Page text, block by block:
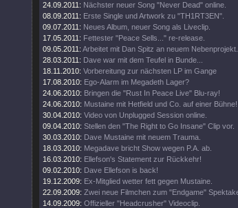
24.09.2011: Nächster neuer Song "Never Dead" online.
08.09.2011: Erste Single und Artwork zu "TH1RT3EN".
09.07.2011: Neues Album, neuer Song als Liveclip.
17.05.2011: Fettester "Peace Sells..." re-release.
09.05.2011: Arbeitet mit Dan Spitz an neuem Nebenprojekt.
28.03.2011: Dave war mit dem Teufel in Bunde...
18.11.2010: Vorbereitung zur nächsten LP im Gange
17.08.2010: Ego-Alarm im Megadeth Lager?
24.06.2010: Bringen die "Rust In Peace Live" Blu-ray!
24.06.2010: Mustaine mit Hetfield und Co. auf einer Bühne!
30.04.2010: Video von Unplugged Session online.
09.04.2010: Stellen den "The Right to Go Insane" Clip vor.
30.03.2010: Dave Mustaine mit neuem Trauma.
18.03.2010: Megadave bricht Show wegen P.A. ab.
16.03.2010: Ellefson's Statement zur Rückkehr!
09.02.2010: Dave Ellefson is back!
19.12.2009: Ex-Mitglied wetter fett gegen Mustaine.
22.09.2009: Zwei neue Filmchen zum "Endgame"
14.09.2009: Offizieller "Headcrusher" Videoclip.